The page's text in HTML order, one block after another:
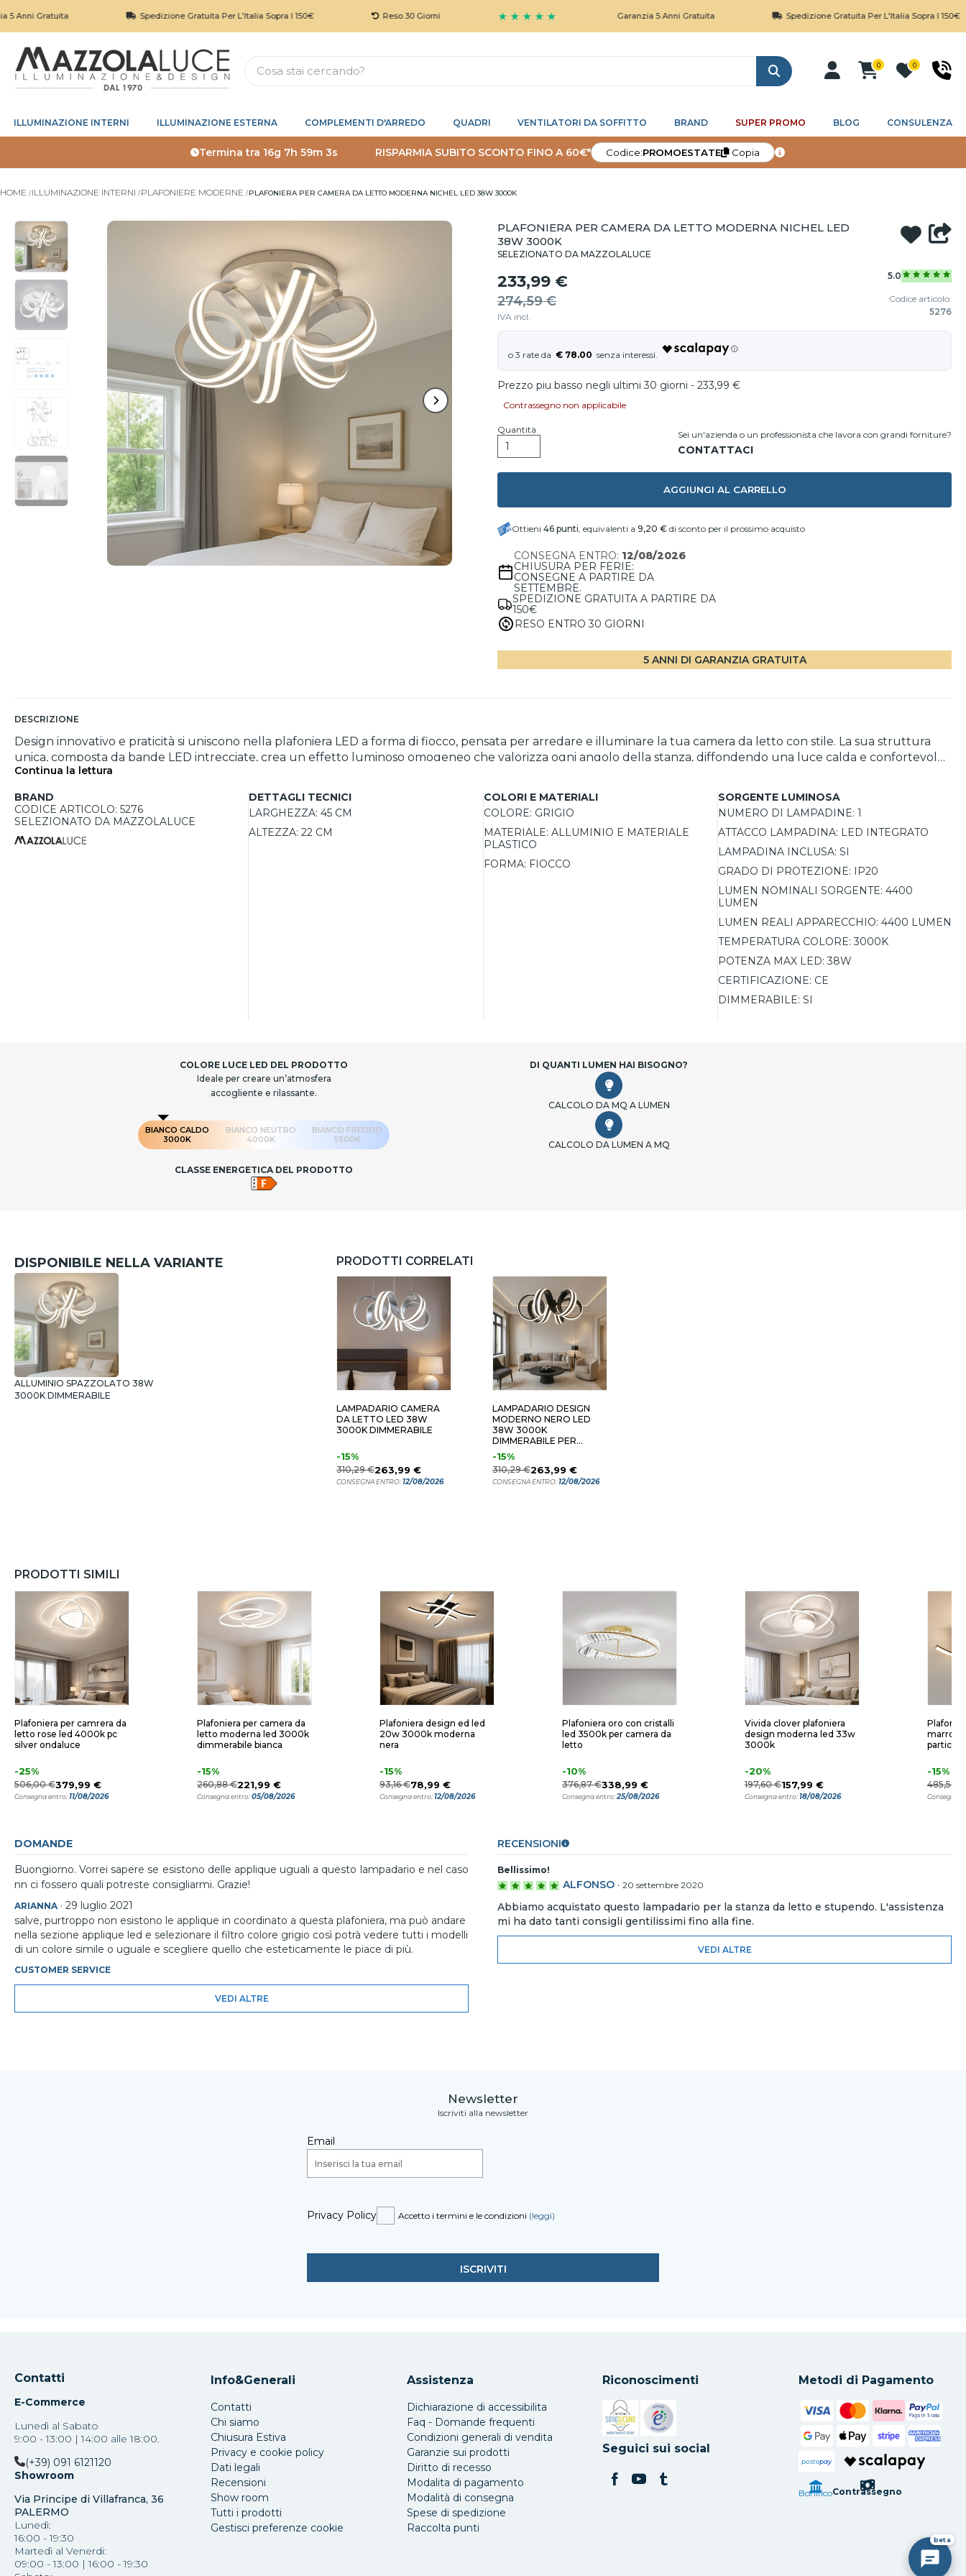
Spedizione Gratuita Per L'Italia Sopra I 150€ Reso 30 Giorni ★ ★ ★ ★ ★ Garanzia 5 Anni Gratuita Spedizione Gratuita Per L'Italia Sopra I 150€
Cerca
0 0
ILLUMINAZIONE INTERNI ILLUMINAZIONE ESTERNA COMPLEMENTI D'ARREDO QUADRI VENTILATORI DA SOFFITTO BRAND SUPER PROMO BLOG CONSULENZA
Termina tra 16g 7h 59m 2s RISPARMIA SUBITO SCONTO FINO A 60€* Codice:PROMOESTATE Copia
HOME ILLUMINAZIONE INTERNI PLAFONIERE MODERNE PLAFONIERA PER CAMERA DA LETTO MODERNA NICHEL LED 38W 3000K
PLAFONIERA PER CAMERA DA LETTO MODERNA NICHEL LED
38W 3000K
SELEZIONATO DA MAZZOLALUCE
233,99 €
274,59 €
IVA incl.
5.0
Codice articolo:
5276
€ 78.00
Prezzo piu basso negli ultimi 30 giorni - 233,99 €
Contrassegno non applicabile
Quantità Sei un'azienda o un professionista che lavora con grandi forniture?
AGGIUNGI AL CARRELLO
Ottieni 46 punti, equivalenti a 9,20 € di sconto per il prossimo acquisto
CONSEGNA ENTRO: 12/08/2026
CHIUSURA PER FERIE:
CONSEGNE A PARTIRE DA
SETTEMBRE.
SPEDIZIONE GRATUITA A PARTIRE DA
150€
RESO ENTRO 30 GIORNI
5 ANNI DI GARANZIA GRATUITA
DESCRIZIONE
Design innovativo e praticità si uniscono nella plafoniera LED a forma di fiocco, pensata per arredare e illuminare la tua camera da letto con stile. La sua struttura
unica, composta da bande LED intrecciate, crea un effetto luminoso omogeneo che valorizza ogni angolo della stanza, diffondendo una luce calda e confortevole.
Realizzata in alluminio grigio, la plafoniera è dotata di diffusori in materiale plastico che schermano la luce LED, garantendo una distribuzione uniforme e senza
abbagli. La funzionalità dimmerabile permette di regolare facilmente l'intensità luminosa in base alle diverse esigenze, grazie a 3 modalità preimpostate controllabili
con il semplice interruttore da parete. Un elemento perfetto per chi cerca un'illuminazione moderna e versatile per la propria camera da letto.
Continua la lettura
BRAND
CODICE ARTICOLO: 5276
SELEZIONATO DA MAZZOLALUCE
DETTAGLI TECNICI
LARGHEZZA: 45 CM
ALTEZZA: 22 CM
COLORI E MATERIALI
COLORE: GRIGIO
MATERIALE: ALLUMINIO E MATERIALE
PLASTICO
FORMA: FIOCCO
SORGENTE LUMINOSA
NUMERO DI LAMPADINE: 1
ATTACCO LAMPADINA: LED INTEGRATO
LAMPADINA INCLUSA: SI
GRADO DI PROTEZIONE: IP20
LUMEN NOMINALI SORGENTE: 4400
LUMEN
LUMEN REALI APPARECCHIO: 4400 LUMEN
TEMPERATURA COLORE: 3000K
POTENZA MAX LED: 38W
CERTIFICAZIONE: CE
DIMMERABILE: SI
COLORE LUCE LED DEL PRODOTTO
Ideale per creare un’atmosfera
accogliente e rilassante.
BIANCO CALDO
3000K
BIANCO NEUTRO
4000K
BIANCO FREDDO
5500K
CLASSE ENERGETICA DEL PRODOTTO
DI QUANTI LUMEN HAI BISOGNO?
CALCOLO DA MQ A LUMEN
CALCOLO DA LUMEN A MQ
DISPONIBILE NELLA VARIANTE
ALLUMINIO SPAZZOLATO 38W
3000K DIMMERABILE
PRODOTTI CORRELATI
LAMPADARIO CAMERA
DA LETTO LED 38W
3000K DIMMERABILE
-15%
310,29 €263,99 €
CONSEGNA ENTRO:12/08/2026
LAMPADARIO DESIGN
MODERNO NERO LED
38W 3000K
DIMMERABILE PER
SALOTTO
-15%
310,29 €263,99 €
CONSEGNA ENTRO:12/08/2026
PRODOTTI SIMILI
Plafoniera per camrera da
letto rose led 4000k pc
silver ondaluce
-25%
506,00 €379,99 €
Consegna entro:11/08/2026
Plafoniera per camera da
letto moderna led 3000k
dimmerabile bianca
-15%
260,88 €221,99 €
Consegna entro:05/08/2026
Plafoniera design ed led
20w 3000k moderna
nera
-15%
93,16 €78,99 €
Consegna entro:12/08/2026
Plafoniera oro con cristalli
led 3500k per camera da
letto
-10%
376,87 €338,99 €
Consegna entro:25/08/2026
Vivida clover plafoniera
design moderna led 33w
3000k
-20%
197,60 €157,99 €
Consegna entro:18/08/2026
-15%
485,56 €
Consegna
DOMANDE
Buongiorno. Vorrei sapere se esistono delle applique uguali a questo lampadario e nel caso
nn ci fossero quali potreste consigliarmi. Grazie!
ARIANNA · 29 luglio 2021
salve, purtroppo non esistono le applique in coordinato a questa plafoniera, ma può andare
nella sezione applique led e selezionare il filtro colore grigio così potrà vedere tutti i modelli
di un colore simile o uguale e scegliere quello che esteticamente le piace di più.
CUSTOMER SERVICE
VEDI ALTRE
RECENSIONI
Bellissimo!
ALFONSO · 20 settembre 2020
Abbiamo acquistato questo lampadario per la stanza da letto e stupendo. L'assistenza
mi ha dato tanti consigli gentilissimi fino alla fine.
VEDI ALTRE
Newsletter
Iscriviti alla newsletter
Email
Privacy Policy Accetto i termini e le condizioni (leggi)
Contatti
E-Commerce
Lunedì al Sabato
9:00 - 13:00 | 14:00 alle 18:00.
(+39) 091 6121120
Showroom
Via Principe di Villafranca, 36
PALERMO
Lunedì:
16:00 - 19:30
Martedì al Venerdi:
09:00 - 13:00 | 16:00 - 19:30
Info&Generali
Contatti
Chi siamo
Chiusura Estiva
Privacy e cookie policy
Dati legali
Recensioni
Show room
Tutti i prodotti
Gestisci preferenze cookie
Assistenza
Dichiarazione di accessibilita
Faq - Domande frequenti
Condizioni generali di vendita
Garanzie sui prodotti
Diritto di recesso
Modalita di pagamento
Modalità di consegna
Spese di spedizione
Raccolta punti
Riconoscimenti
Si apre in una nuova scheda
Si apre in una nuova scheda
Seguici sui social
Metodi di Pagamento
postepay
BonificoContrassegno
beta